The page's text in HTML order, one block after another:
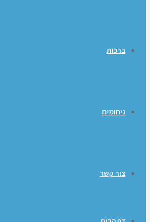
ברכות
ניחומים
צור קשר